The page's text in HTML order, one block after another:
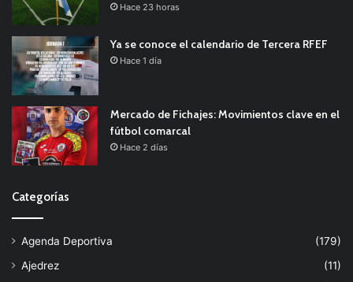
Hace 23 horas
Ya se conoce el calendario de Tercera RFEF
Hace 1 día
Mercado de Fichajes: Movimientos clave en el
fútbol comarcal
Hace 2 días
Categorías
Agenda Deportiva
(179)
Ajedrez
(11)